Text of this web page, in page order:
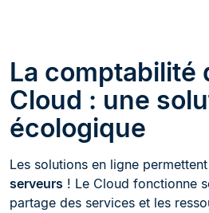
La comptabilité
Cloud : une
écologique
Les solutions en ligne
serveurs ! Le Cloud fonctionne
partage des services et les